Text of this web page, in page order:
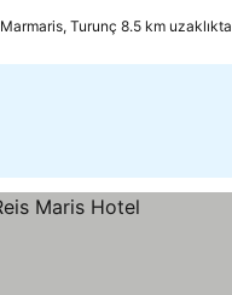
Marmaris, Turunç 8.5 km uzaklıkta